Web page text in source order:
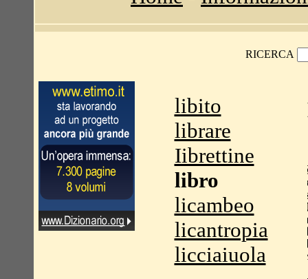
RICERCA
libito
librare
Iibrettine
libro
licambeo
licantropia
licciaiuola